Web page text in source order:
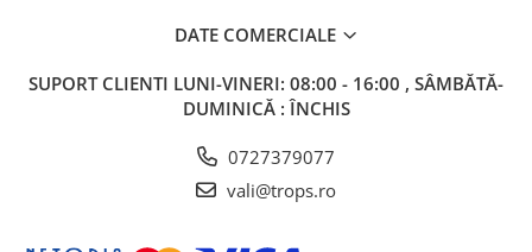
DATE COMERCIALE
SUPORT CLIENTI LUNI-VINERI: 08:00 - 16:00 , SÂMBĂTĂ-
DUMINICĂ : ÎNCHIS
0727379077
vali@trops.ro